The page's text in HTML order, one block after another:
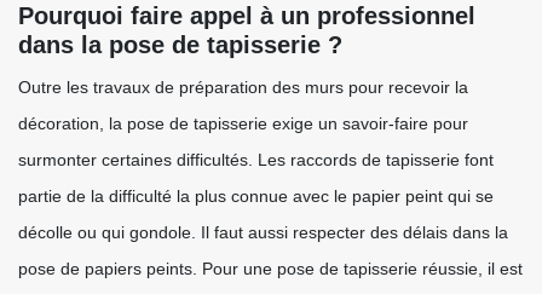
Pourquoi faire appel à un professionnel
dans la pose de tapisserie ?
Outre les travaux de préparation des murs pour recevoir la
décoration, la pose de tapisserie exige un savoir-faire pour
surmonter certaines difficultés. Les raccords de tapisserie font
partie de la difficulté la plus connue avec le papier peint qui se
décolle ou qui gondole. Il faut aussi respecter des délais dans la
pose de papiers peints. Pour une pose de tapisserie réussie, il est